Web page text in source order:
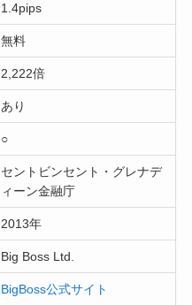
1.4pips
無料
2,222倍
あり
○
セントビンセント・グレナデ
ィーン金融庁
2013年
Big Boss Ltd.
BigBoss公式サイト